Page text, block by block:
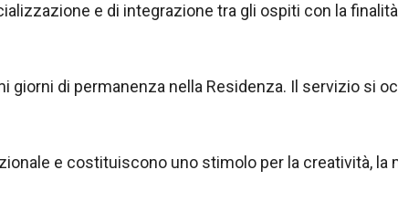
e di integrazione tra gli ospiti con la
giorni di permanenza nella Residenza. Il servizio si
e costituiscono uno stimolo per la creatività, la